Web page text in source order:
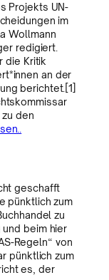
Projekts UN-
im
Wollmann
redigiert.
die Kritik
an der
berichtet.[1]
den
geschafft
pünktlich zum
zu
beim hier
Regeln“ von
pünktlich zum
es, der